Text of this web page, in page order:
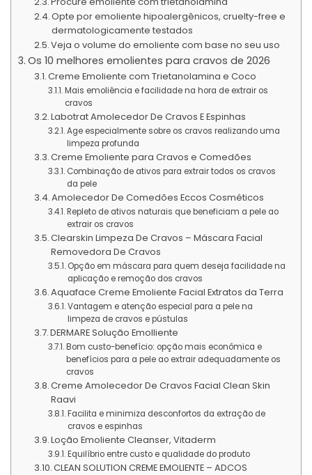
Opte por emoliente hipoalergênicos, cruelty-free e
dermatologicamente testados
Veja o volume do emoliente com base no seu uso
Os 10 melhores emolientes para cravos de 2026
Creme Emoliente com Trietanolamina e Coco
Mais emoliência e facilidade na hora de extrair os
cravos
Labotrat Amolecedor De Cravos E Espinhas
Age especialmente sobre os cravos realizando uma
limpeza profunda
Creme Emoliente para Cravos e Comedões
Combinação de ativos para extrair todos os cravos
da pele
Amolecedor De Comedões Eccos Cosméticos
Repleto de ativos naturais que beneficiam a pele ao
extrair os cravos
Clearskin Limpeza De Cravos – Máscara Facial
Removedora De Cravos
Opção em máscara para quem deseja facilidade na
aplicação e remoção dos cravos
Aquaface Creme Emoliente Facial Extratos da Terra
Vantagem e atenção especial para a pele na
limpeza de cravos e pústulas
DERMARE Solução Emolliente
Bom custo-benefício: opção mais econômica e
benefícios para a pele ao extrair adequadamente os
cravos
Creme Amolecedor De Cravos Facial Clean Skin
Raavi
Facilita e minimiza desconfortos da extração de
cravos e espinhas
Loção Emoliente Cleanser, Vitaderm
Equilíbrio entre custo e qualidade do produto
CLEAN SOLUTION CREME EMOLIENTE – ADCOS